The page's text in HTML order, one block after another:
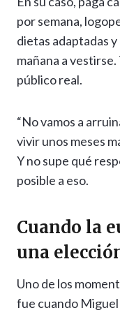
por semana,
dietas adaptadas
mañana a
público real.
“No vamos a
vivir unos meses
Y no supe qué
posible a eso.
Cuando la
una
Uno de los
fue cuando